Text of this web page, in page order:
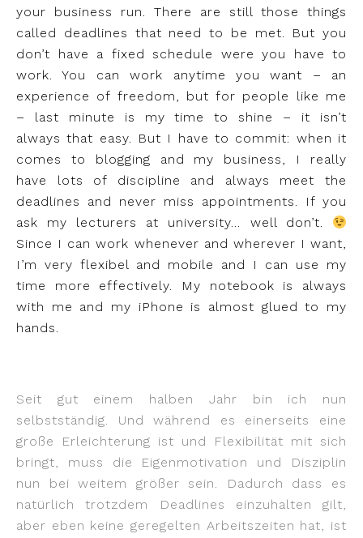
your business run. There are still those things
called deadlines that need to be met. But you
don’t have a fixed schedule were you have to
work. You can work anytime you want – an
experience of freedom, but for people like me
– last minute is my time to shine – it isn’t
always that easy. But I have to commit: when it
comes to blogging and my business, I really
have lots of discipline and always meet the
deadlines and never miss appointments. If you
ask my lecturers at university… well don’t.
Since I can work whenever and wherever I want,
I’m very flexibel and mobile and I can use my
time more effectively. My notebook is always
with me and my iPhone is almost glued to my
hands.
Seit gut einem halben Jahr bin ich nun
selbstständig. Und während es einerseits eine
große Erleichterung ist und Flexibilität mit sich
bringt, muss die Eigenmotivation und Disziplin
nun bei weitem größer sein. Dadurch dass es
natürlich trotzdem Deadlines einzuhalten gilt,
aber eben keine geregelten Arbeitszeiten hat, ist